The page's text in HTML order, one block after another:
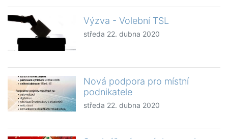
Výzva - Volební TSL
středa 22. dubna 2020
Nová podpora pro místní
podnikatele
středa 22. dubna 2020